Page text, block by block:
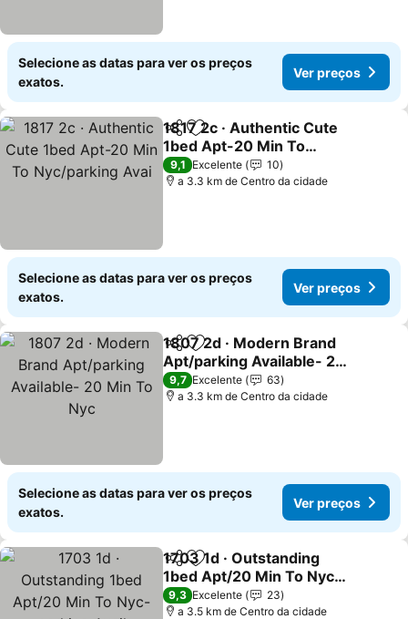
Selecione as datas para ver os preços
exatos.
Ver preços
PartilharAdicionar aos favoritos
1817 2c · Authentic Cute
1bed Apt-20 Min To
Nyc/parking Avai
Ver preços
9,1 Excelente
10
a 3.3 km de Centro da cidade
Selecione as datas para ver os preços
exatos.
Ver preços
PartilharAdicionar aos favoritos
1807 2d · Modern Brand
Apt/parking Available- 20
Min To Nyc
Ver preços
9,7 Excelente
63
a 3.3 km de Centro da cidade
Selecione as datas para ver os preços
exatos.
Ver preços
PartilharAdicionar aos favoritos
1703 1d · Outstanding
1bed Apt/20 Min To Nyc-
parking Avail
Ver preços
9,3 Excelente
23
a 3.5 km de Centro da cidade